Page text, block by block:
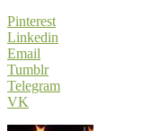
Pinterest
Linkedin
Email
Tumblr
Telegram
VK